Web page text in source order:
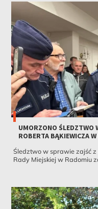
UMORZONO ŚLEDZTWO
ROBERTA BĄKIEWICZA
Śledztwo w sprawie zajść z
Rady Miejskiej w Radomiu